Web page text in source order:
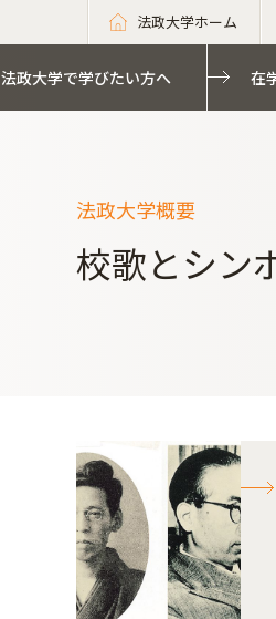
法政大学ホーム
法政大学で学びたい方へ 在
法政大学概要
校歌とシン